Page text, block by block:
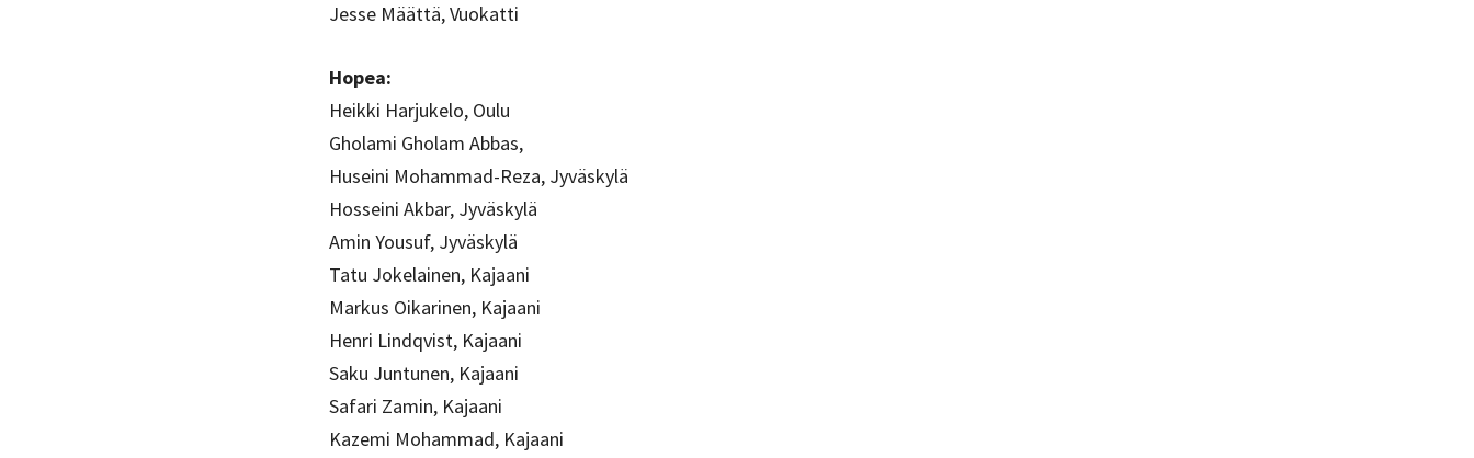
Jesse Määttä, Vuokatti
Hopea:
Heikki Harjukelo, Oulu
Gholami Gholam Abbas,
Huseini Mohammad-Reza, Jyväskylä
Hosseini Akbar, Jyväskylä
Amin Yousuf, Jyväskylä
Tatu Jokelainen, Kajaani
Markus Oikarinen, Kajaani
Henri Lindqvist, Kajaani
Saku Juntunen, Kajaani
Safari Zamin, Kajaani
Kazemi Mohammad, Kajaani